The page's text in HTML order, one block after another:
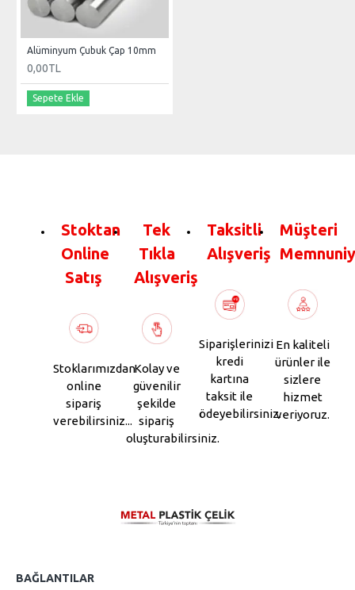
Alüminyum Çubuk Çap 10mm
0,00TL
Sepete Ekle
Stoktan
Online
Satış
Stoklarımızdan
online
sipariş
verebilirsiniz...
Tek
Tıkla
Alışveriş
Kolay ve
güvenilir
şekilde
sipariş
oluşturabilirsiniz.
Taksitli
Alışveriş
Siparişlerinizi
kredi
kartına
taksit ile
ödeyebilirsiniz.
Müşteri
En kaliteli
ürünler ile
sizlere
hizmet
veriyoruz.
BAĞLANTILAR